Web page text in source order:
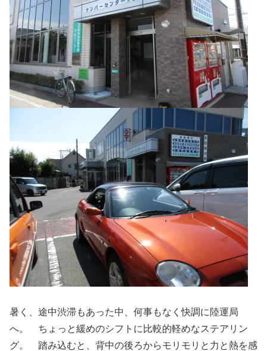
暑く、途中渋滞もあった中、何事もなく快調に陸運局
へ。 ちょっと緩めのシフトに比較的軽めなステアリン
グ。 踏み込むと、背中の後ろからモリモリと力と熱を感